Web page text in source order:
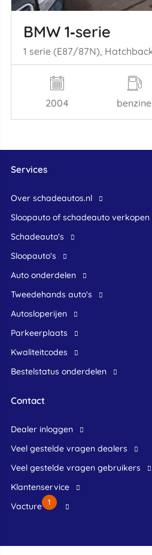
BMW 1‑serie
2004 benzine
Services
Over schadeautos.nl
Sloopauto of schadeauto verkopen
Schadeauto's
Sloopauto's
Auto onderdelen
Tweedehands auto's
Autosloperijen
Parkeerplaats
Kwaliteitcodes
Bestelstatus onderdelen
Contact
dealer inloggen
veel gestelde vragen dealers
veel gestelde vragen gebruikers
klantenservice
Vacture
1